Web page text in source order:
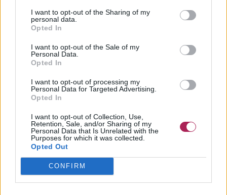
I want to opt-out of the Sharing of my
personal data.
Opted In
I want to opt-out of the Sale of my
Personal Data.
Opted In
I want to opt-out of processing my
Personal Data for Targeted Advertising.
Opted In
I want to opt-out of Collection, Use,
Retention, Sale, and/or Sharing of my
Personal Data that Is Unrelated with the
Purposes for which it was collected.
Opted Out
CONFIRM